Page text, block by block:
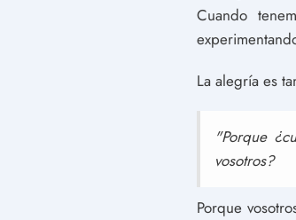
Cuando
La alegría es
"Porque
vosotros?
Porque